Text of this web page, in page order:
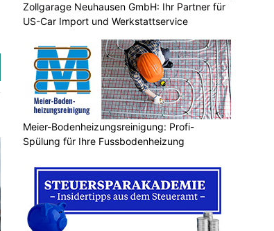
Zollgarage Neuhausen GmbH: Ihr Partner für
US-Car Import und Werkstattservice
Meier-Bodenheizungsreinigung: Profi-
Spülung für Ihre Fussbodenheizung